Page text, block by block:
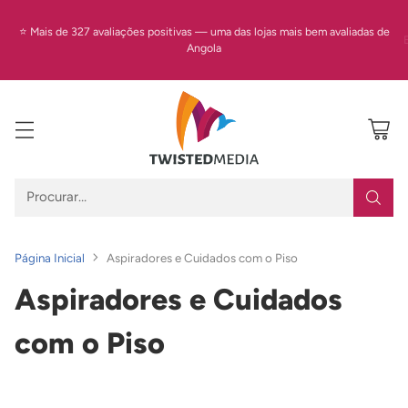
⭐ Mais de 327 avaliações positivas — uma das lojas mais bem avaliadas de
Angola
Procurar…
Página Inicial Aspiradores e Cuidados com o Piso
Aspiradores e Cuidados
com o Piso